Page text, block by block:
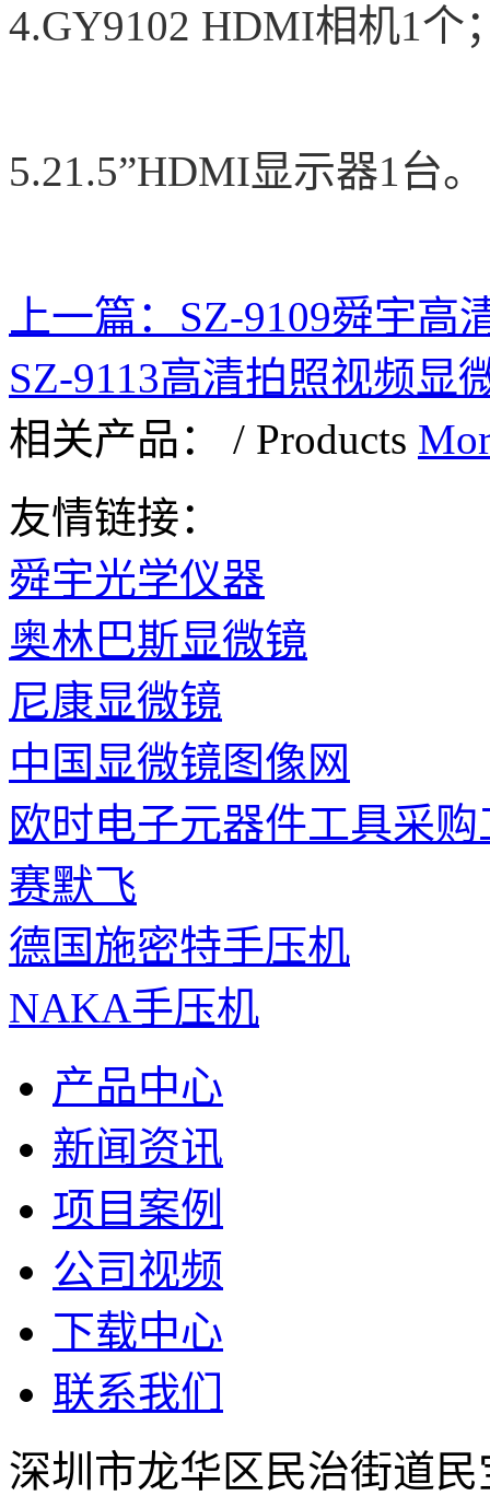
4.GY9102 HDMI相机1个
5.21.5”HDMI显示器1台。
上一篇： SZ-9109舜宇高
SZ-9113高清拍照视频显
相关产品：
/ Products
友情链接：
舜宇光学仪器
奥林巴斯显微镜
尼康显微镜
中国显微镜图像网
欧时电子元器件工具采购
赛默飞
德国施密特手压机
NAKA手压机
产品中心
新闻资讯
项目案例
公司视频
下载中心
联系我们
深圳市龙华区民治街道